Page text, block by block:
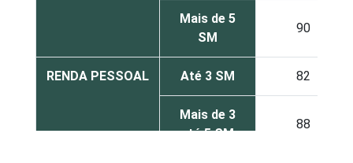
Mais de 5
SM
90
RENDA PESSOAL Até 3 SM 82
Mais de 3
até 5 SM
88